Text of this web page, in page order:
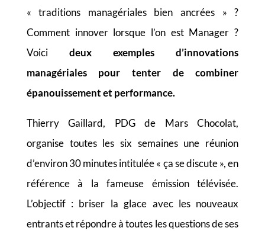
« traditions managériales bien ancrées » ?
Comment innover lorsque l’on est Manager ?
Voici deux exemples d’innovations
managériales pour tenter de combiner
épanouissement et performance.
Thierry Gaillard, PDG de Mars Chocolat,
organise toutes les six semaines une réunion
d’environ 30 minutes intitulée « ça se discute », en
référence à la fameuse émission télévisée.
L’objectif : briser la glace avec les nouveaux
entrants et répondre à toutes les questions de ses